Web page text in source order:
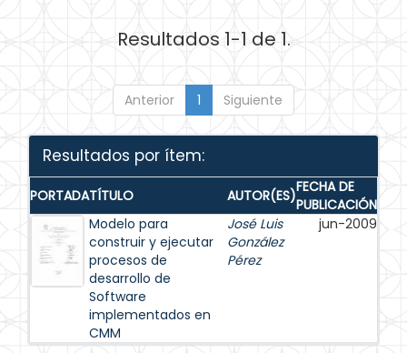
Resultados 1-1 de 1.
Anterior 1 Siguiente
Resultados por ítem:
PORTADATÍTULO AUTOR(ES)FECHA DE
PUBLICACIÓN
Modelo para
construir y ejecutar
procesos de
desarrollo de
Software
implementados en
CMM
José Luis
González
Pérez
jun-2009